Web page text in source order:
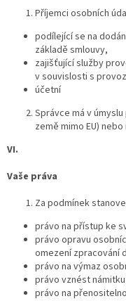
Příjemci osobních
podílející se na
základě smlouvy,
zajišťující služby
v souvislosti s
účetní
Správce má v
země mimo EU)
VI.
Vaše práva
Za podmínek
právo na přístup ke
právo opravu
omezení zpracování
právo na výmaz
právo vznést
právo na